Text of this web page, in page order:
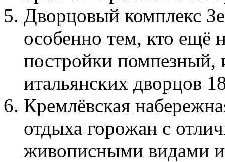
Дворцовый комплекс
особенно тем, кто ещё
постройки помпезный,
итальянских дворцов
Кремлёвская
отдыха горожан с
живописными видами